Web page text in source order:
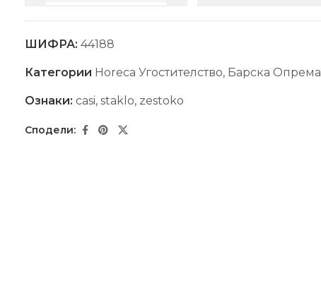
ШИФРА: 44188
Категории Horeca Угостителство, Барска Опрема
Ознаки: casi, staklo, zestoko